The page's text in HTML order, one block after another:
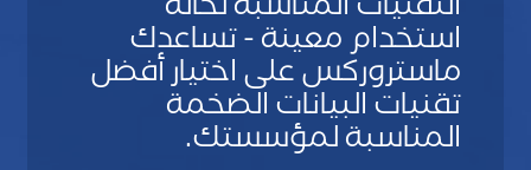
استخدام معينة - تساعدك
ماستروركس على اختيار أفضل
تقنيات البيانات الضخمة
المناسبة لمؤسستك.